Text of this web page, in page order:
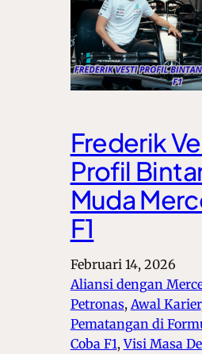
Frederik
Profil
Muda
F1
Februari 14, 2026
Aliansi dengan
Petronas, Awal Karier
Pematangan di
Coba F1, Visi Masa